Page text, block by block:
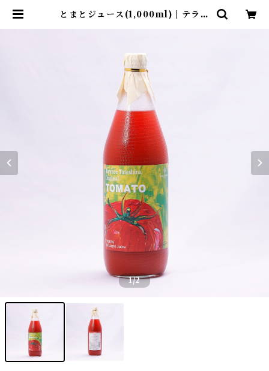
とまとジュース(1,000ml) | テラス
1/2